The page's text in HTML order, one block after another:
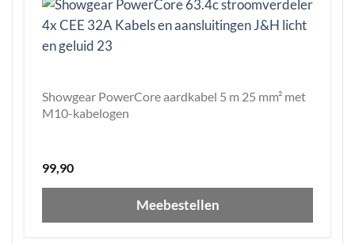
Showgear PowerCore aardkabel 5 m 25 mm² met
M10-kabelogen
99,90
Meebestellen